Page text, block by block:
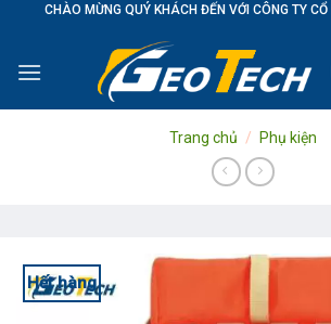
content
MỪNG QUÝ KHÁCH ĐẾN VỚI CÔNG TY CỔ PHẦN
Trang chủ / Phụ kiện
Hết hàng